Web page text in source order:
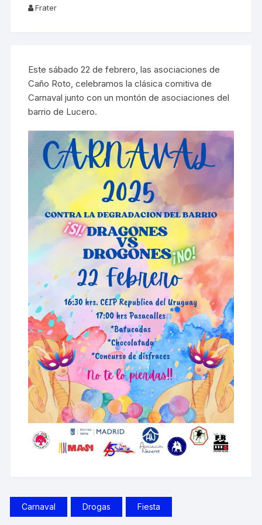
Frater
Este sábado 22 de febrero, las asociaciones de
Caño Roto, celebramos la clásica comitiva de
Carnaval junto con un montón de asociaciones del
barrio de Lucero.
Carnaval Drogas Fiesta